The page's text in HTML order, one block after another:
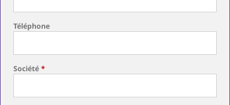
Téléphone
Société *